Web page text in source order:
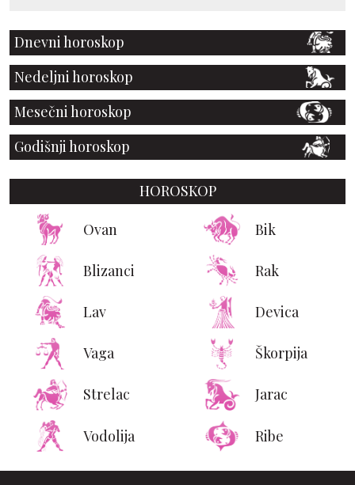
Dnevni horoskop
Nedeljni horoskop
Mesečni horoskop
Godišnji horoskop
HOROSKOP
Ovan Bik
Blizanci Rak
Lav Devica
Vaga Škorpija
Strelac Jarac
Vodolija Ribe